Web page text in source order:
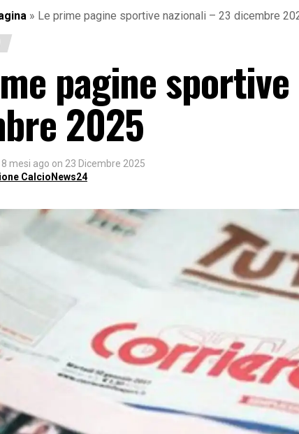
» Le prime pagine sportive nazionali – 23 dicembre
pagine
2025
8 mesi ago on 23 Dicembre 2025
CalcioNews24